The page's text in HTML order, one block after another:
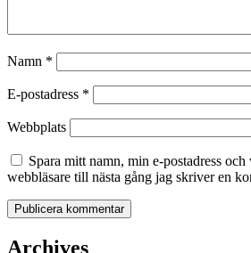
Namn *
E-postadress *
Webbplats
Spara mitt namn, min e-postadress
webbläsare till nästa gång jag skriver en
Archives